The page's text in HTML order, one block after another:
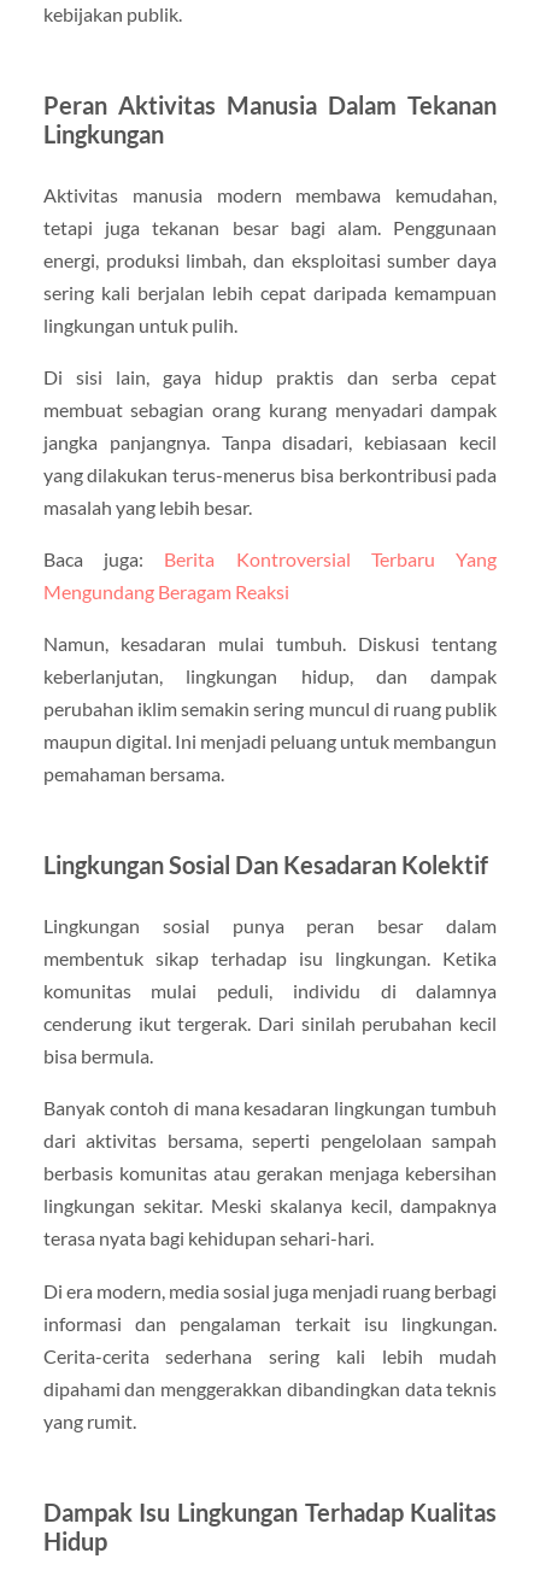
kebijakan publik.
Peran Aktivitas Manusia Dalam Tekanan
Lingkungan
Aktivitas manusia modern membawa kemudahan,
tetapi juga tekanan besar bagi alam. Penggunaan
energi, produksi limbah, dan eksploitasi sumber daya
sering kali berjalan lebih cepat daripada kemampuan
lingkungan untuk pulih.
Di sisi lain, gaya hidup praktis dan serba cepat
membuat sebagian orang kurang menyadari dampak
jangka panjangnya. Tanpa disadari, kebiasaan kecil
yang dilakukan terus-menerus bisa berkontribusi pada
masalah yang lebih besar.
Baca juga: Berita Kontroversial Terbaru Yang
Mengundang Beragam Reaksi
Namun, kesadaran mulai tumbuh. Diskusi tentang
keberlanjutan, lingkungan hidup, dan dampak
perubahan iklim semakin sering muncul di ruang publik
maupun digital. Ini menjadi peluang untuk membangun
pemahaman bersama.
Lingkungan Sosial Dan Kesadaran Kolektif
Lingkungan sosial punya peran besar dalam
membentuk sikap terhadap isu lingkungan. Ketika
komunitas mulai peduli, individu di dalamnya
cenderung ikut tergerak. Dari sinilah perubahan kecil
bisa bermula.
Banyak contoh di mana kesadaran lingkungan tumbuh
dari aktivitas bersama, seperti pengelolaan sampah
berbasis komunitas atau gerakan menjaga kebersihan
lingkungan sekitar. Meski skalanya kecil, dampaknya
terasa nyata bagi kehidupan sehari-hari.
Di era modern, media sosial juga menjadi ruang berbagi
informasi dan pengalaman terkait isu lingkungan.
Cerita-cerita sederhana sering kali lebih mudah
dipahami dan menggerakkan dibandingkan data teknis
yang rumit.
Dampak Isu Lingkungan Terhadap Kualitas
Hidup